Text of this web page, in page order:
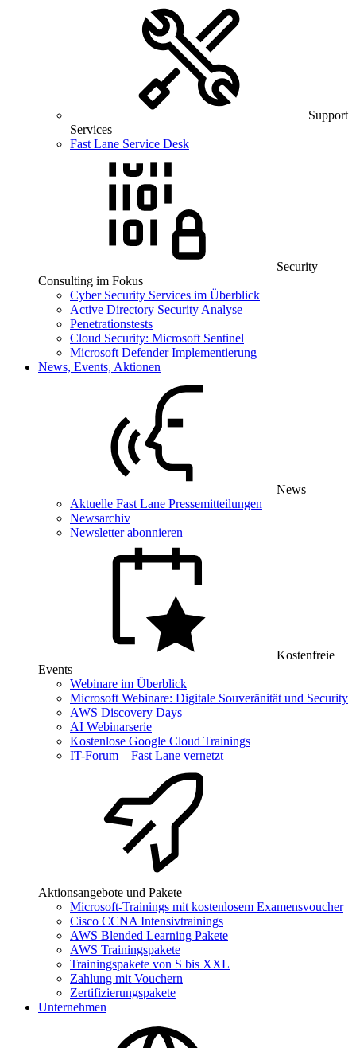
Support
Services
Fast Lane Service Desk
Security
Consulting im Fokus
Cyber Security Services im Überblick
Active Directory Security Analyse
Penetrationstests
Cloud Security: Microsoft Sentinel
Microsoft Defender Implementierung
News, Events, Aktionen
News
Aktuelle Fast Lane Pressemitteilungen
Newsarchiv
Newsletter abonnieren
Kostenfreie
Events
Webinare im Überblick
Microsoft Webinare: Digitale Souveränität und Security
AWS Discovery Days
AI Webinarserie
Kostenlose Google Cloud Trainings
IT-Forum – Fast Lane vernetzt
Aktionsangebote und Pakete
Microsoft-Trainings mit kostenlosem Examensvoucher
Cisco CCNA Intensivtrainings
AWS Blended Learning Pakete
AWS Trainingspakete
Trainingspakete von S bis XXL
Zahlung mit Vouchern
Zertifizierungspakete
Unternehmen